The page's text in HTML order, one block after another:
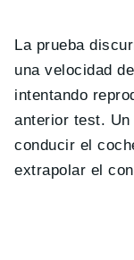
La prueba
una velocidad de
intentando
anterior test. Un
conducir el
extrapolar el